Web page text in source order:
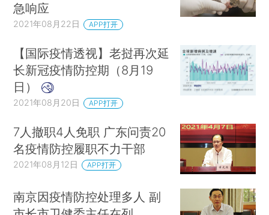
急响应
2021年08月22日 APP打开
【国际疫情透视】老挝再次延
长新冠疫情防控期（8月19
日）
2021年08月20日 APP打开
7人撤职4人免职 广东问责20
名疫情防控履职不力干部
2021年08月12日 APP打开
南京因疫情防控处理多人 副